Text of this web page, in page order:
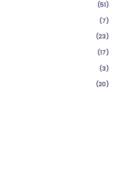
(51)
(7)
(23)
(17)
(3)
(20)